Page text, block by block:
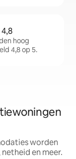
hoog
4,8 op 5.
worden
en meer.